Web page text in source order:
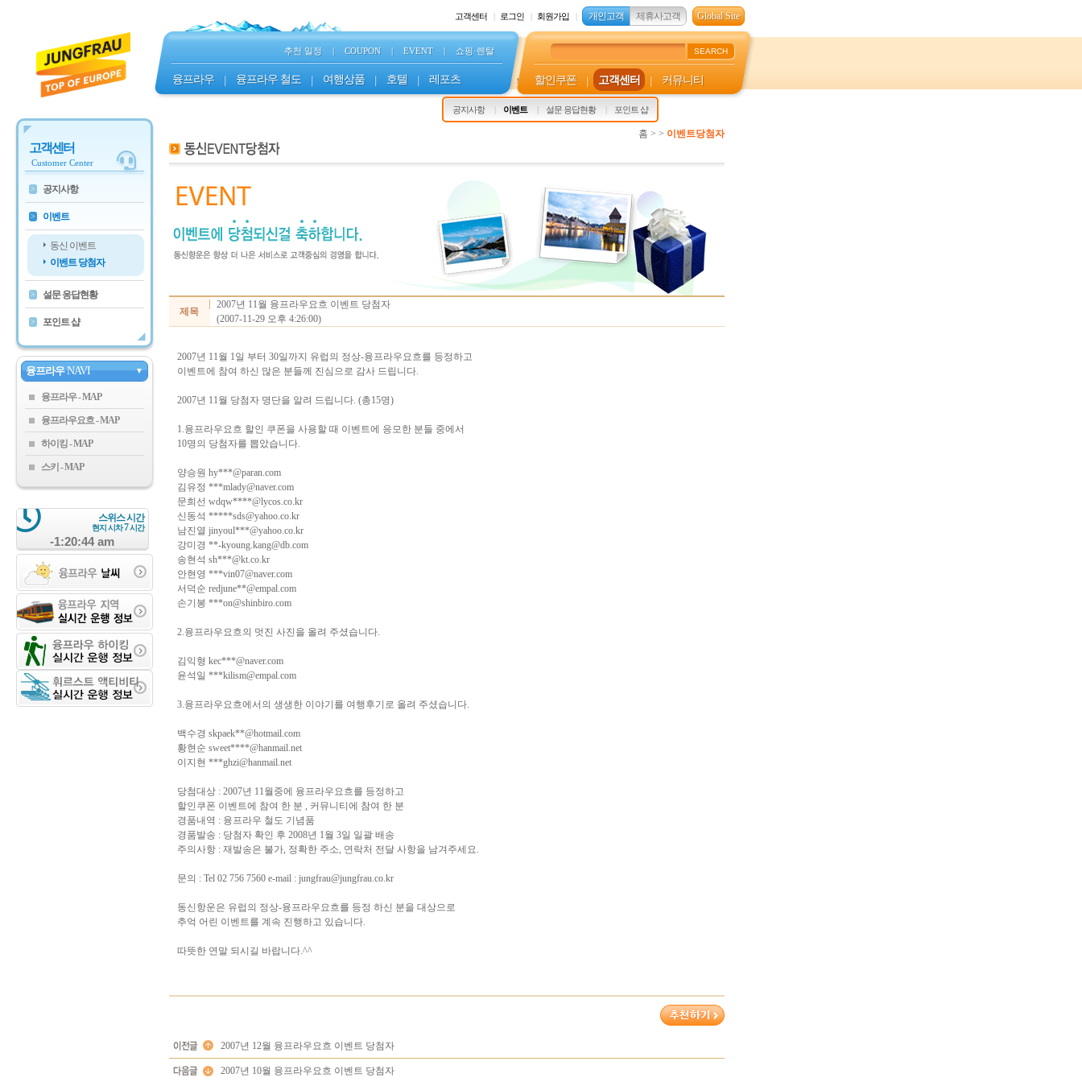
고객센터 로그인 회원가입 개인고객 제휴사고객 Global Site
추천 일정 | COUPON | EVENT | 쇼핑·렌탈
융프라우 융프라우 철도 여행상품 호텔 레포츠 s
SEARCH
할인쿠폰 | 고객센터 | 커뮤니티
공지사항 이벤트 설문 응답현황 포인트 샵
고객센터
Customer Center
> 공지사항
> 이벤트
동신 이벤트
이벤트 당첨자
> 설문 응답현황
> 포인트 샵
융프라우 NAVI ▼
융프라우
융프라우요흐
하이킹
스키
스위스 시간
현지 시차7시간
-1:20:44 am
홈 > > 이벤트당첨자
제목
2007년 11월 융프라우요흐 이벤트 당첨자
(2007-11-29 오후 4:26:00)
2007년 11월 1일 부터 30일까지 유럽의 정상-융프라우요흐를 등정하고
이벤트에 참여 하신 많은 분들께 진심으로 감사 드립니다.
2007년 11월 당첨자 명단을 알려 드립니다. (총15명)
1.융프라우요흐 할인 쿠폰을 사용할 때 이벤트에 응모한 분들 중에서
10명의 당첨자를 뽑았습니다.
양승원 hy***@paran.com
김유정 ***mlady@naver.com
문희선 wdqw****@lycos.co.kr
신동석 *****sds@yahoo.co.kr
남진열 jinyoul***@yahoo.co.kr
강미경 **-kyoung.kang@db.com
송현석 sh***@kt.co.kr
안현영 ***vin07@naver.com
서덕순 redjune**@empal.com
손기봉 ***on@shinbiro.com
2.융프라우요흐의 멋진 사진을 올려 주셨습니다.
김익형 kec***@naver.com
윤석일 ***kilism@empal.com
3.융프라우요흐에서의 생생한 이야기를 여행후기로 올려 주셨습니다.
백수경 skpaek**@hotmail.com
황현순 sweet****@hanmail.net
이지현 ***ghzi@hanmail.net
당첨대상 : 2007년 11월중에 융프라우요흐를 등정하고
할인쿠폰 이벤트에 참여 한 분 , 커뮤니티에 참여 한 분
경품내역 : 융프라우 철도 기념품
경품발송 : 당첨자 확인 후 2008년 1월 3일 일괄 배송
주의사항 : 재발송은 불가, 정확한 주소, 연락처 전달 사항을 남겨주세요.
문의 : Tel 02 756 7560 e-mail : jungfrau@jungfrau.co.kr
동신항운은 유럽의 정상-융프라우요흐를 등정 하신 분을 대상으로
추억 어린 이벤트를 계속 진행하고 있습니다.
따뜻한 연말 되시길 바랍니다.^^
2007년 12월 융프라우요흐 이벤트 당첨자
2007년 10월 융프라우요흐 이벤트 당첨자